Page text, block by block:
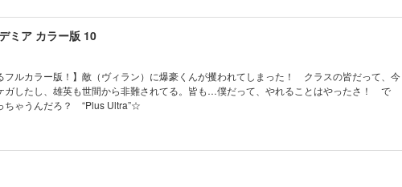
ミア カラー版 10
フルカラー版！】敵（ヴィラン）に爆豪くんが攫われてしまった！ クラスの皆だって、今
ガしたし、雄英も世間から非難されてる。皆も…僕だって、やれることはやったさ！ で
ちゃうんだろ？ “Plus Ultra”☆